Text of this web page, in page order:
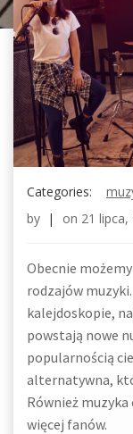
Categories:
by | on 21 lipca,
Obecnie
rodzajów
kalejdoskopie,
powstają nowe
popularnością
alternatywna,
Również
więcej fanów.